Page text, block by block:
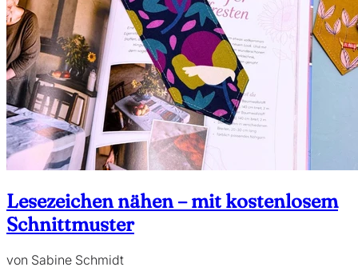
Lesezeichen nähen – mit kostenlosem
Schnittmuster
von Sabine Schmidt